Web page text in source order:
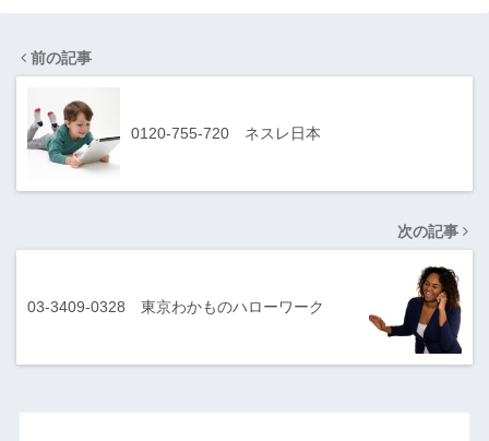
前の記事
0120-755-720 ネスレ日本
次の記事
03-3409-0328 東京わかものハローワーク